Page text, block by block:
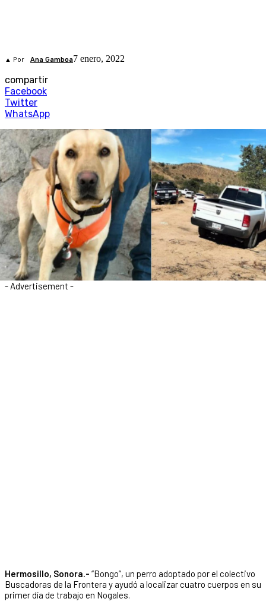
▲ Por Ana Gamboa7 enero, 2022
compartir
Facebook
Twitter
WhatsApp
- Advertisement -
Hermosillo, Sonora.- “Bongo”, un perro adoptado por el colectivo
Buscadoras de la Frontera y ayudó a localizar cuatro cuerpos en su
primer día de trabajo en Nogales.